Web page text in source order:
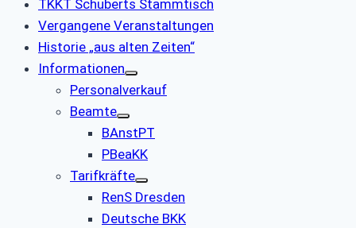
TKKT Schuberts Stammtisch
Vergangene Veranstaltungen
Historie „aus alten Zeiten“
Informationen
Personalverkauf
Beamte
BAnstPT
PBeaKK
Tarifkräfte
RenS Dresden
Deutsche BKK